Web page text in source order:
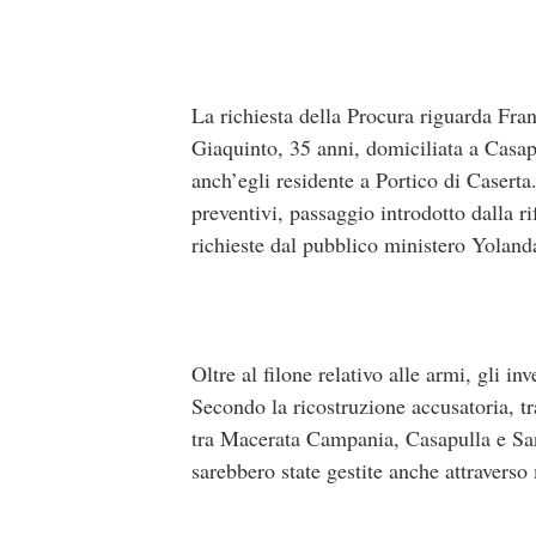
La richiesta della Procura riguarda
Giaquinto, 35 anni, domiciliata a
anch’egli residente a Portico di
preventivi, passaggio introdotto dalla
richieste dal pubblico ministero
Oltre al filone relativo alle armi, gli
Secondo la ricostruzione accusatoria,
tra Macerata Campania, Casapulla e
sarebbero state gestite anche